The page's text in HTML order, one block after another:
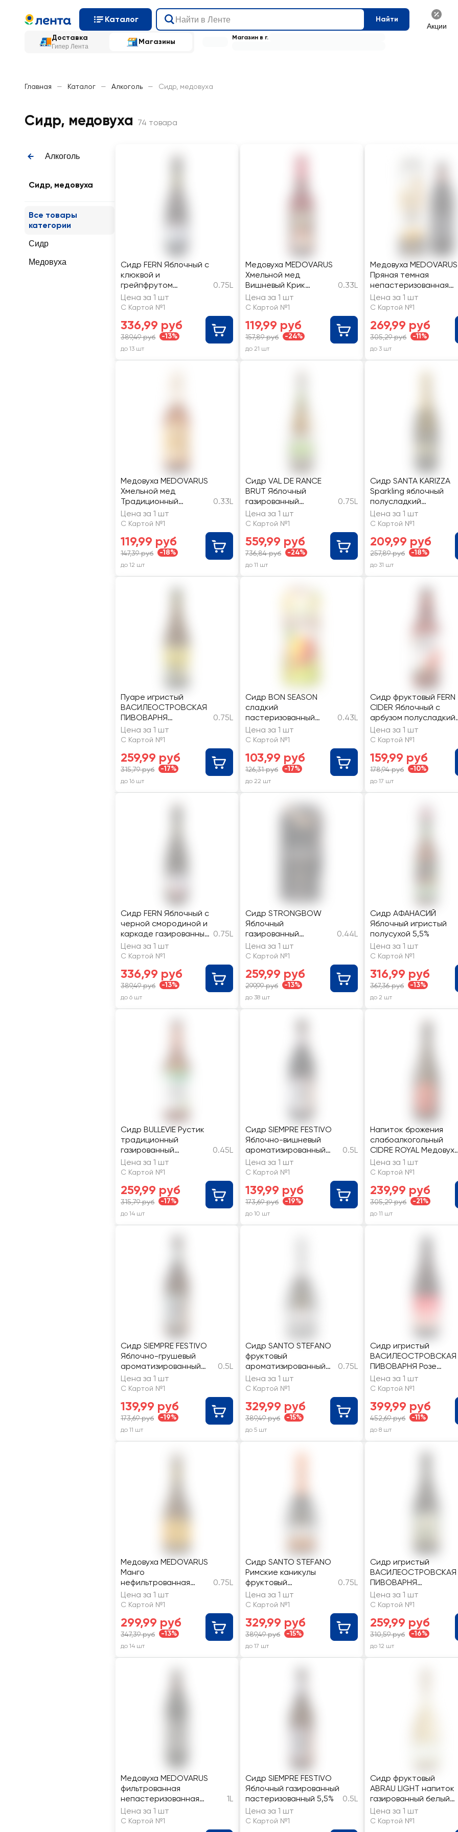
Каталог Найти
Акции
Доставка
Гипер Лента
Магазины Магазин в г.
Главная — Каталог — Алкоголь — Сидр, медовуха
Сидр, медовуха 74 товара
Алкоголь
Сидр, медовуха
Все товары
категории
Сидр
Медовуха
Сидр FERN Яблочный с
клюквой и
грейпфрутом
газированный,
полусладкий, 6%
0.75L
Цена за 1 шт
С Картой №1
336,99 руб
389,49 руб -13%
до 13 шт
Медовуха MEDOVARUS
Хмельной мед
Вишневый Крик
фильтрованная
непастеризованная
0.33L
Цена за 1 шт
С Картой №1
119,99 руб
157,89 руб -24%
до 21 шт
Медовуха MEDOVARUS
Пряная темная
непастеризованная
фильтрованная 5,8%
Цена за 1 шт
С Картой №1
269,99 руб
305,29 руб -11%
до 3 шт
Медовуха MEDOVARUS
Хмельной мед
Традиционный
фильтрованная
непастеризованная
0.33L
Цена за 1 шт
С Картой №1
119,99 руб
147,39 руб -18%
до 12 шт
Сидр VAL DE RANCE
BRUT Яблочный
газированный
фильтрованный
пастеризованный
0.75L
Цена за 1 шт
С Картой №1
559,99 руб
736,84 руб -24%
до 11 шт
Сидр SANTA KARIZZA
Sparkling яблочный
полусладкий
газированный
Цена за 1 шт
С Картой №1
209,99 руб
257,89 руб -18%
до 31 шт
Пуаре игристый
ВАСИЛЕОСТРОВСКАЯ
ПИВОВАРНЯ
фильтрованный
пастеризованный
0.75L
Цена за 1 шт
С Картой №1
259,99 руб
315,79 руб -17%
до 16 шт
Сидр BON SEASON
сладкий
пастеризованный
газированный 4,5%
0.43L
Цена за 1 шт
С Картой №1
103,99 руб
126,31 руб -17%
до 22 шт
Сидр фруктовый FERN
CIDER Яблочный с
арбузом полусладкий
газированный 5%
Цена за 1 шт
С Картой №1
159,99 руб
178,94 руб -10%
до 17 шт
Сидр FERN Яблочный с
черной смородиной и
каркаде газированный,
полусладкий, 5.2%
0.75L
Цена за 1 шт
С Картой №1
336,99 руб
389,49 руб -13%
до 6 шт
Сидр STRONGBOW
Яблочный
газированный
полусухой 5%
0.44L
Цена за 1 шт
С Картой №1
259,99 руб
299,99 руб -13%
до 38 шт
Сидр АФАНАСИЙ
Яблочный игристый
полусухой 5,5%
Цена за 1 шт
С Картой №1
316,99 руб
367,36 руб -13%
до 2 шт
Сидр BULLEVIE Рустик
традиционный
газированный
нефильтрованный
неосветленный
0.45L
Цена за 1 шт
С Картой №1
259,99 руб
315,79 руб -17%
до 14 шт
Сидр SIEMPRE FESTIVO
Яблочно-вишневый
ароматизированный
газированный 5,5%
0.5L
Цена за 1 шт
С Картой №1
139,99 руб
173,69 руб -19%
до 10 шт
Напиток брожения
слабоалкогольный
CIDRE ROYAL
вишневая
фильтрованная,
Цена за 1 шт
С Картой №1
239,99 руб
305,29 руб -21%
до 11 шт
Сидр SIEMPRE FESTIVO
Яблочно-грушевый
ароматизированный
газированный 5,5%
0.5L
Цена за 1 шт
С Картой №1
139,99 руб
173,69 руб -19%
до 11 шт
Сидр SANTO STEFANO
фруктовый
ароматизированный
особый газированный
полусухой 6%
0.75L
Цена за 1 шт
С Картой №1
329,99 руб
389,49 руб -15%
до 5 шт
Сидр игристый
ВАСИЛЕОСТРОВСКАЯ
ПИВОВАРНЯ Розе
фильтрованный
пастеризованный
Цена за 1 шт
С Картой №1
399,99 руб
452,69 руб -11%
до 8 шт
Медовуха MEDOVARUS
Манго
нефильтрованная
непастеризованное
4,5%
0.75L
Цена за 1 шт
С Картой №1
299,99 руб
347,39 руб -13%
до 14 шт
Сидр SANTO STEFANO
Римские каникулы
фруктовый
ароматизированный
особый газированный
0.75L
Цена за 1 шт
С Картой №1
329,99 руб
389,49 руб -15%
до 17 шт
Сидр игристый
ВАСИЛЕОСТРОВСКАЯ
ПИВОВАРНЯ
фильтрованный
пастеризованный
Цена за 1 шт
С Картой №1
259,99 руб
310,59 руб -16%
до 12 шт
Медовуха MEDOVARUS
фильтрованная
непастеризованная
разливная 5,8%
1L
Цена за 1 шт
С Картой №1
Сидр SIEMPRE FESTIVO
Яблочный газированный
пастеризованный 5,5%
0.5L
Цена за 1 шт
С Картой №1
Сидр фруктовый
ABRAU LIGHT напиток
газированный белый
сладкий
Цена за 1 шт
С Картой №1